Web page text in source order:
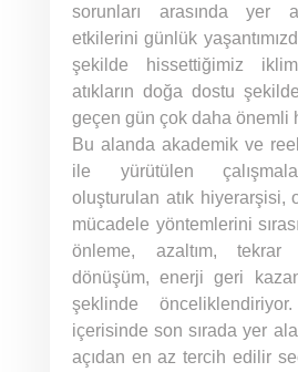
sorunları arasında yer
etkilerini günlük
şekilde hissettiğimiz
atıkların doğa dostu
geçen gün çok daha önemli
Bu alanda akademik ve
ile yürütülen
oluşturulan atık hiyerarşisi,
mücadele yöntemlerini
önleme, azaltım, tekrar
dönüşüm, enerji geri
şeklinde
içerisinde son sırada yer
açıdan en az tercih edilir